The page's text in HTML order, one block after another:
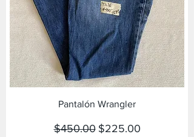
Pantalón Wrangler
Precio
$450.00 Precio de oferta
$225.00